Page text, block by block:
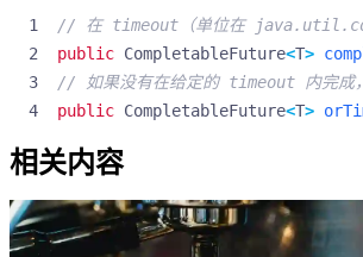
// 在 timeout（单位在
public CompletableFuture<T>
// 如果没有在给定的 timeout 内完
public CompletableFuture<T>
相关内容